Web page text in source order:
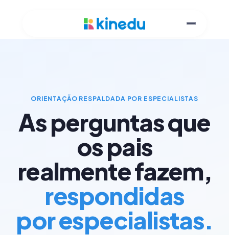
ORIENTAÇÃO RESPALDADA POR ESPECIALISTAS
As perguntas que
os pais
realmente fazem,
respondidas
por especialistas.